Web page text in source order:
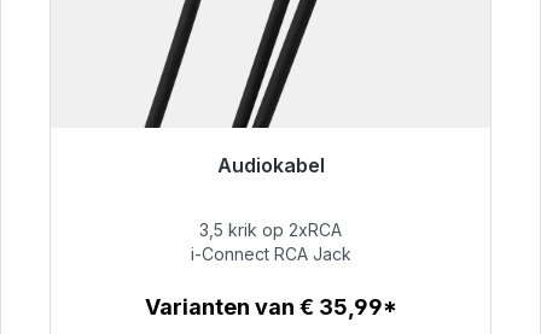
Audiokabel
Klaar voor onmiddellijke verzending, levertijd
€ 51,99
3,5 krik op 2xRCA
i-Connect RCA Jack
Varianten van € 35,99*